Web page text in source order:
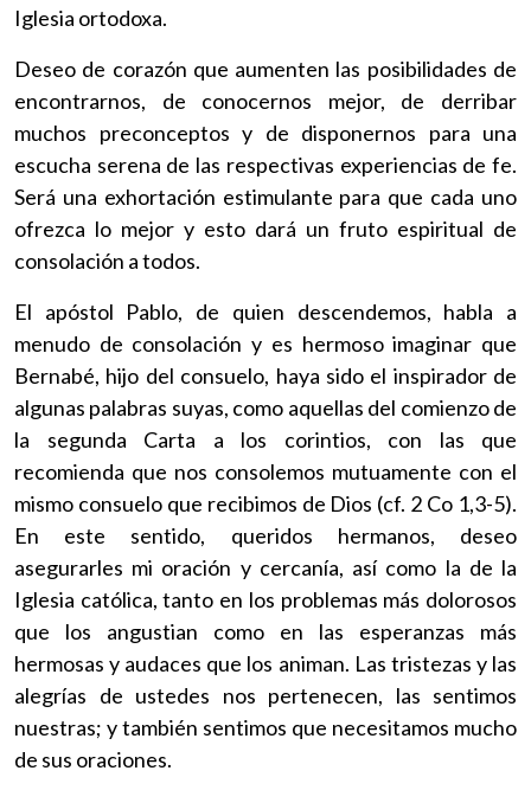
Iglesia ortodoxa.
Deseo de corazón que aumenten las posibilidades de
encontrarnos, de conocernos mejor, de derribar
muchos preconceptos y de disponernos para una
escucha serena de las respectivas experiencias de fe.
Será una exhortación estimulante para que cada uno
ofrezca lo mejor y esto dará un fruto espiritual de
consolación a todos.
El apóstol Pablo, de quien descendemos, habla a
menudo de consolación y es hermoso imaginar que
Bernabé, hijo del consuelo, haya sido el inspirador de
algunas palabras suyas, como aquellas del comienzo de
la segunda Carta a los corintios, con las que
recomienda que nos consolemos mutuamente con el
mismo consuelo que recibimos de Dios (cf. 2 Co 1,3-5).
En este sentido, queridos hermanos, deseo
asegurarles mi oración y cercanía, así como la de la
Iglesia católica, tanto en los problemas más dolorosos
que los angustian como en las esperanzas más
hermosas y audaces que los animan. Las tristezas y las
alegrías de ustedes nos pertenecen, las sentimos
nuestras; y también sentimos que necesitamos mucho
de sus oraciones.